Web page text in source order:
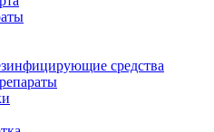
средства